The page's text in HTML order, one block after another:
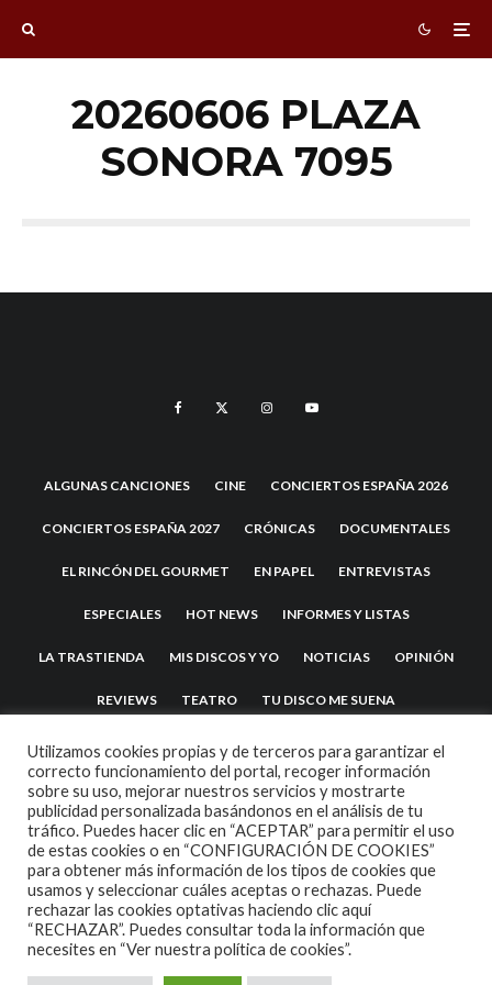
20260606 PLAZA
SONORA 7095
ALGUNAS CANCIONES CINE CONCIERTOS ESPAÑA 2026
CONCIERTOS ESPAÑA 2027 CRÓNICAS DOCUMENTALES
EL RINCÓN DEL GOURMET EN PAPEL ENTREVISTAS
ESPECIALES HOT NEWS INFORMES Y LISTAS
LA TRASTIENDA MIS DISCOS Y YO NOTICIAS OPINIÓN
REVIEWS TEATRO TU DISCO ME SUENA
2007 COPYRIGHT -CODETIPITHEME
Utilizamos cookies propias y de terceros para garantizar el
correcto funcionamiento del portal, recoger información
sobre su uso, mejorar nuestros servicios y mostrarte
publicidad personalizada basándonos en el análisis de tu
tráfico. Puedes hacer clic en “ACEPTAR” para permitir el uso
de estas cookies o en “CONFIGURACIÓN DE COOKIES”
para obtener más información de los tipos de cookies que
usamos y seleccionar cuáles aceptas o rechazas. Puede
rechazar las cookies optativas haciendo clic aquí
“RECHAZAR”. Puedes consultar toda la información que
necesites en “Ver nuestra política de cookies”.